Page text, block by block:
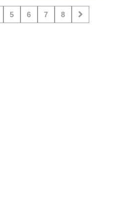
5 6 7 8